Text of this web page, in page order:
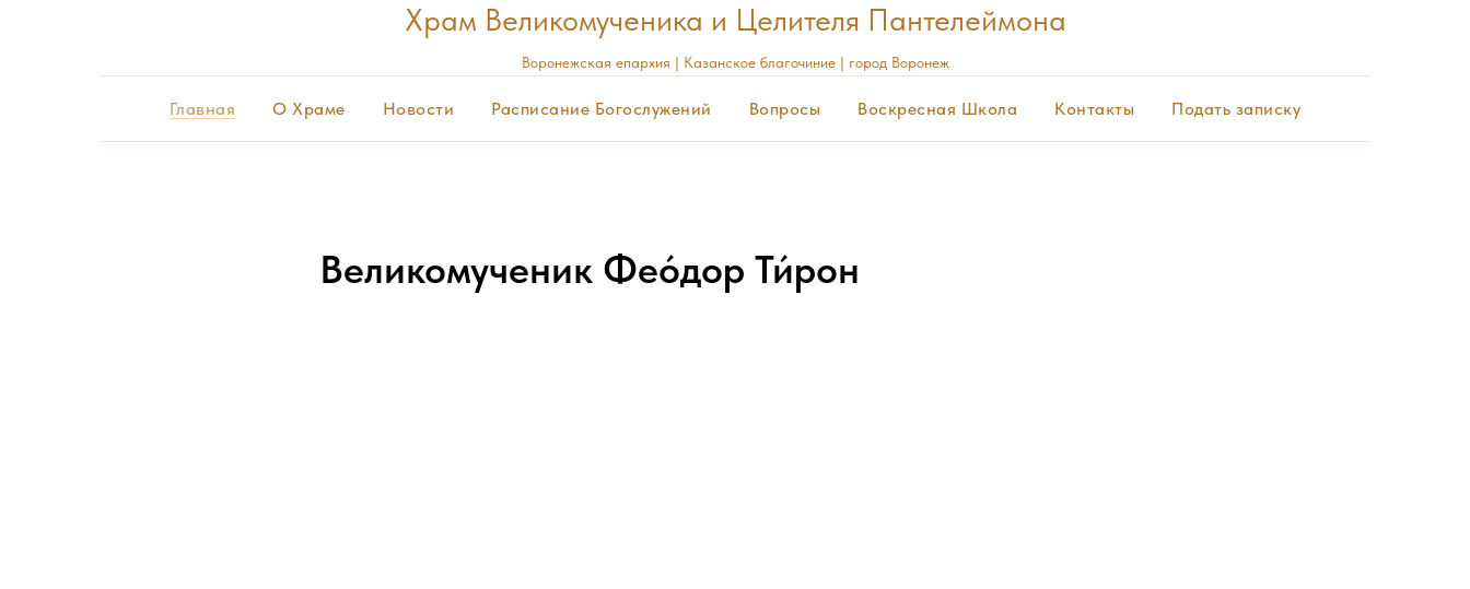
Храм Великомученика и Целителя Пантелеймона
Воронежская епархия | Казанское благочиние | город Воронеж
Главная О Храме Новости Расписание Богослужений Вопросы Воскресная Школа Контакты Подать записку
Великомученик Фео́дор Ти́рон